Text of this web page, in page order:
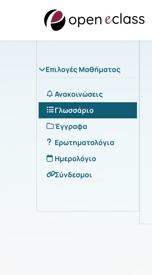
Επιλογές Μαθήματος
Ανακοινώσεις
Γλωσσάριο
Έγγραφα
Ερωτηματολόγια
Ημερολόγιο
Σύνδεσμοι